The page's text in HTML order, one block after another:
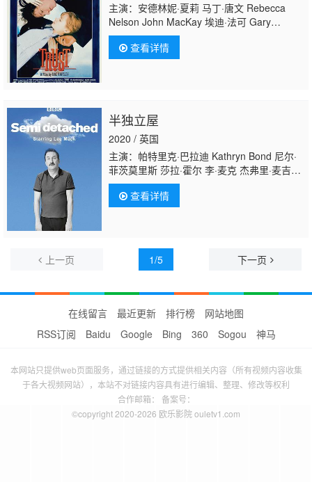
主演：安德林妮·夏莉 马丁·唐文 Rebecca
Nelson John MacKay 埃迪·法可 Gary
Sauer 马特·马洛伊 Suzanne Costollos Jeff
Howard 凯伦·西拉斯 汤姆·森 汉娜·沙利
文 Marko Hunt Kathryn Mederos 比尔·萨
查看详情
半独立屋
2020 / 英国
主演：帕特里克·巴拉迪 Kathryn Bond 尼尔·
菲茨莫里斯 莎拉·霍尔 李·麦克 杰弗里·麦吉弗
伦 丹·莫什 Alec Nicholls 克里夫·罗素 萨曼莎·
斯毕洛 Nicki Vickery Ellie White
查看详情
上一页 1/5 下一页
在线留言 最近更新 排行榜
网站地图
RSS订阅
Baidu Google Bing 360 Sogou 神马
本网站只提供web页面服务，通过链接的方式提供相关内容（所有视频内容收集
于各大视频网站），本站不对链接内容具有进行编辑、整理、修改等权利
合作邮箱： 备案号：
©copyright 2020-2026 欧乐影院 ouletv1.com